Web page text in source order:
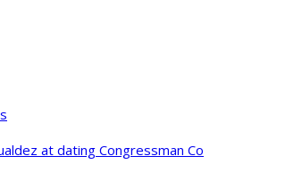
at dating Congressman Co